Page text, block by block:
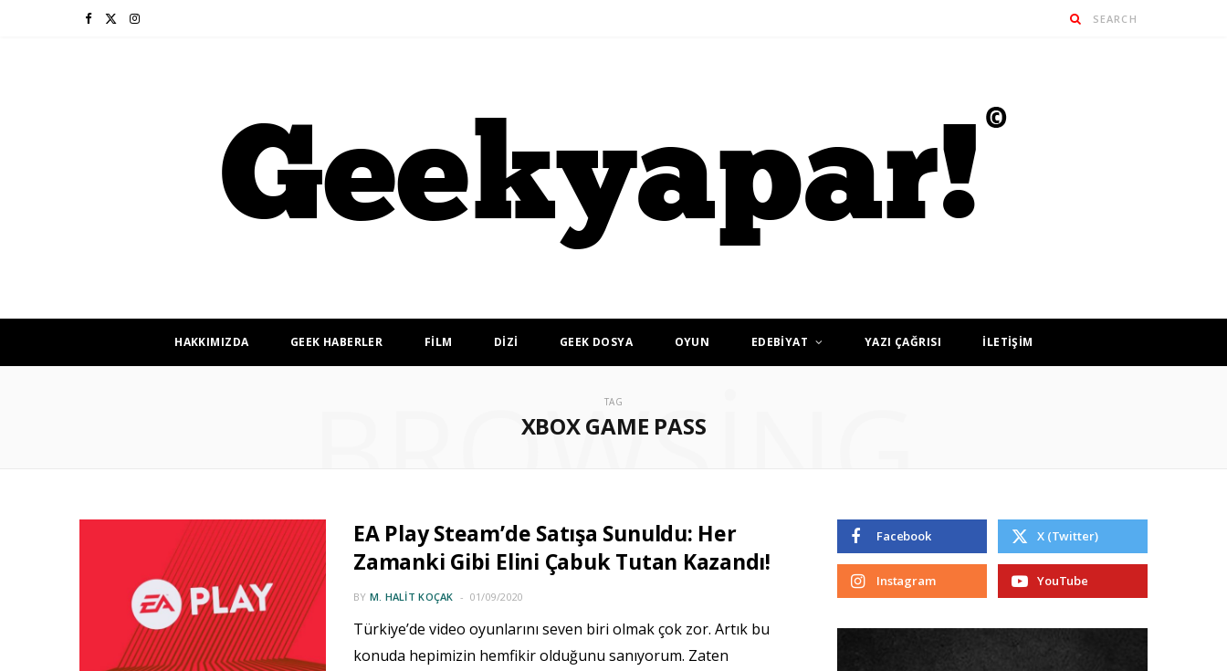
F I
HAKKIMIZDA GEEK HABERLER FİLM DİZİ GEEK DOSYA OYUN EDEBİYAT YAZI ÇAĞRISI İLETİŞİM
TAG
XBOX GAME PASS
BROWSING
EA Play Steam’de Satışa Sunuldu: Her
Zamanki Gibi Elini Çabuk Tutan Kazandı!
BY M. HALIT KOÇAK 01/09/2020
Türkiye’de video oyunlarını seven biri olmak çok zor. Artık bu
konuda hepimizin hemfikir olduğunu sanıyorum. Zaten
Facebook X (Twitter)
Instagram YouTube